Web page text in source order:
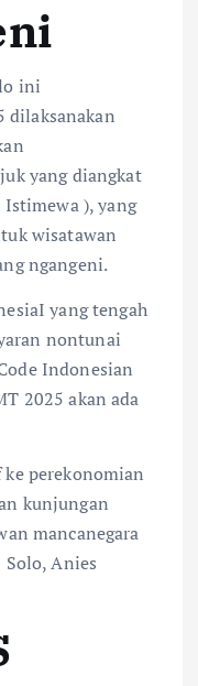
ini
dilaksanakan
yang diangkat
Istimewa ), yang
wisatawan
ngangeni.
yang tengah
nontunai
Indonesian
2025 akan ada
perekonomian
kunjungan
mancanegara
Anies